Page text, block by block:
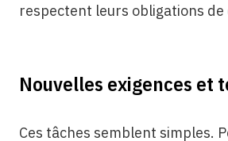
respectent leurs obligations
Nouvelles exigences et
Ces tâches semblent simples.